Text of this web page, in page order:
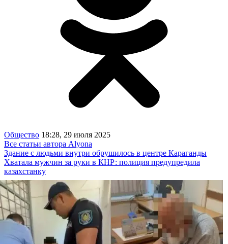
Общество 18:28, 29 июля 2025
Все статьи автора Alyona
Здание с людьми внутри обрушилось в центре Караганды
Хватала мужчин за руки в КНР: полиция предупредила
казахстанку